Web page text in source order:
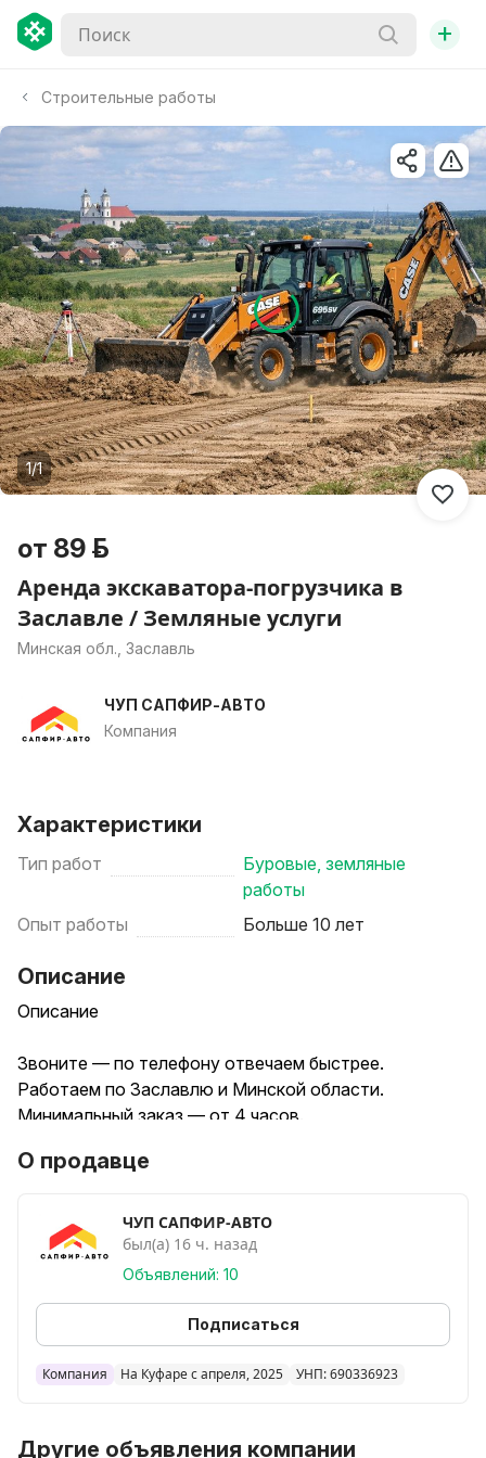
+
Строительные работы
1/1
от 89 р.
Аренда экскаватора-погрузчика в
Заславле / Земляные услуги
Минская обл., Заславль
ЧУП САПФИР-АВТО
Компания
Характеристики
Тип работ
Буровые, земляные
работы
Опыт работы
Больше 10 лет
Описание
Описание
Звоните — по телефону отвечаем быстрее.
Работаем по Заславлю и Минской области.
Минимальный заказ — от 4 часов.
Выполняем копку траншей и земляные работы
Основные виды работ:
траншеи под кабель и коммуникации
траншеи под воду и канализацию
разработка ям и котлованов
обратная засыпка
бурение отверстий под столбы, заборы и опоры
О продавце
ЧУП САПФИР-АВТО
был(а) 16 ч. назад
Объявлений: 10
Подписаться
Компания На Куфаре с апреля, 2025 УНП: 690336923
Другие объявления компании